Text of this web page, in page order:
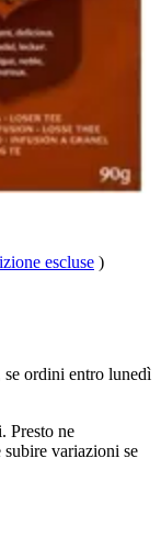
escluse )
se ordini entro lunedì
Presto ne
variazioni se